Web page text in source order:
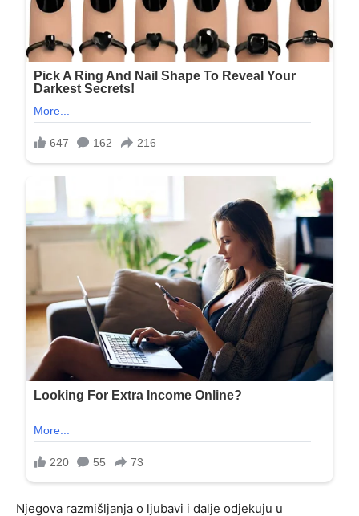
Njegova razmišljanja o ljubavi i dalje odjekuju u